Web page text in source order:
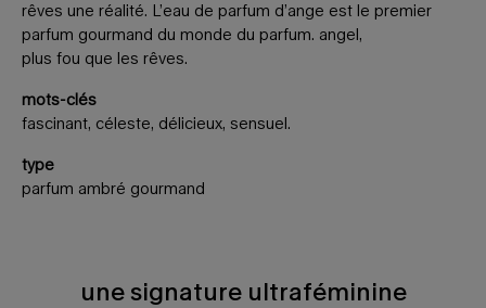
rêves une réalité. L’eau de parfum d’ange est le premier
parfum gourmand du monde du parfum. angel,
plus fou que les rêves.
mots-clés
fascinant, céleste, délicieux, sensuel.
type
parfum ambré gourmand
une signature ultraféminine
une signature ultraféminine